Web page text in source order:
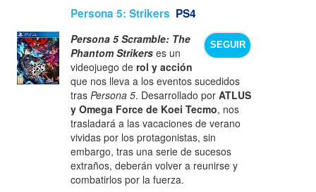
Persona 5: Strikers PS4
SEGUIR
Persona 5 Scramble: The
Phantom Strikers es un
videojuego derol y acción
que nos lleva a los eventos sucedidos
trasPersona 5. Desarrollado porATLUS
y Omega Force de Koei Tecmo, nos
trasladará a las vacaciones de verano
vividas por los protagonistas, sin
embargo, tras una serie de sucesos
extraños, deberán volver a reunirse y
combatirlos por la fuerza.